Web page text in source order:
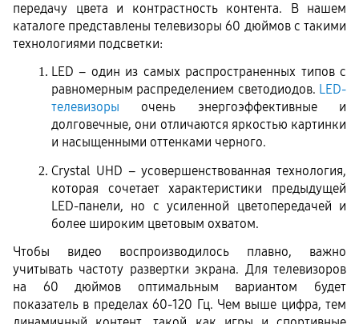
передачу цвета и контрастность контента. В нашем
каталоге представлены телевизоры 60 дюймов с такими
технологиями подсветки:
LED – один из самых распространенных типов с
равномерным распределением светодиодов. LED-
телевизоры очень энергоэффективные и
долговечные, они отличаются яркостью картинки
и насыщенными оттенками черного.
Crystal UHD – усовершенствованная технология,
которая сочетает характеристики предыдущей
LED-панели, но с усиленной цветопередачей и
более широким цветовым охватом.
Чтобы видео воспроизводилось плавно, важно
учитывать частоту развертки экрана. Для телевизоров
на 60 дюймов оптимальным вариантом будет
показатель в пределах 60-120 Гц. Чем выше цифра, тем